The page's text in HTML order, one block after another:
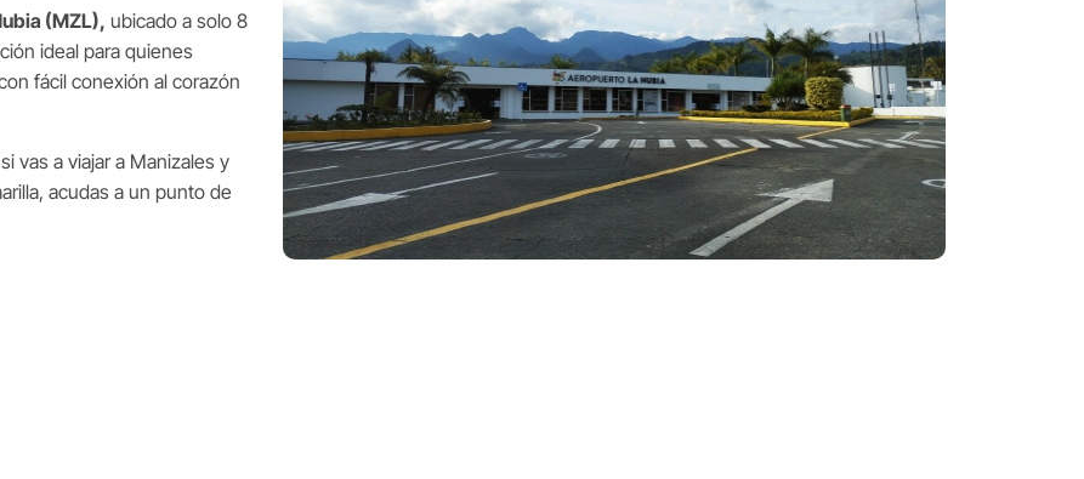
(MZL), ubicado a solo 8
ideal para quienes
fácil conexión al corazón
vas a viajar a Manizales y
acudas a un punto de